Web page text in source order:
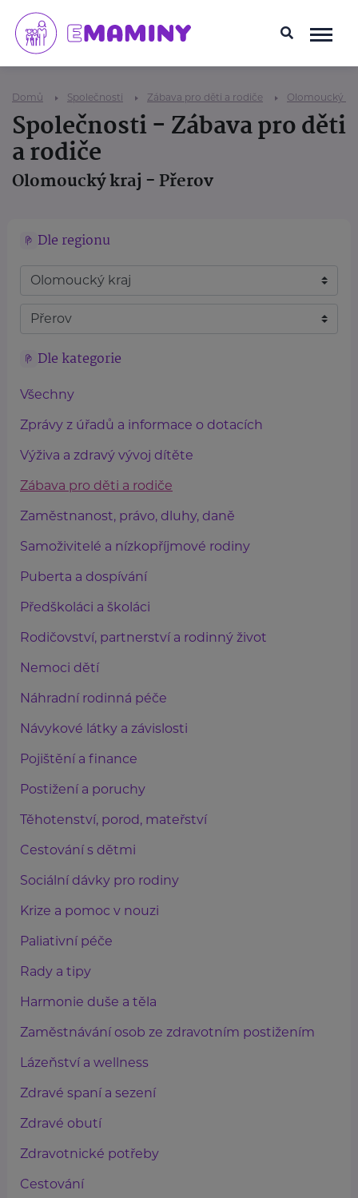
Domů Společnosti Zábava pro děti a rodiče Olomoucký
Společnosti - Zábava pro děti
a rodiče
Olomoucký kraj - Přerov
Dle regionu
Dle kategorie
Všechny
Zprávy z úřadů a informace o dotacích
Výživa a zdravý vývoj dítěte
Zábava pro děti a rodiče
Zaměstnanost, právo, dluhy, daně
Samoživitelé a nízkopříjmové rodiny
Puberta a dospívání
Předškoláci a školáci
Rodičovství, partnerství a rodinný život
Nemoci dětí
Náhradní rodinná péče
Návykové látky a závislosti
Pojištění a finance
Postižení a poruchy
Těhotenství, porod, mateřství
Cestování s dětmi
Sociální dávky pro rodiny
Krize a pomoc v nouzi
Paliativní péče
Rady a tipy
Harmonie duše a těla
Zaměstnávání osob ze zdravotním postižením
Lázeňství a wellness
Zdravé spaní a sezení
Zdravé obutí
Zdravotnické potřeby
Cestování